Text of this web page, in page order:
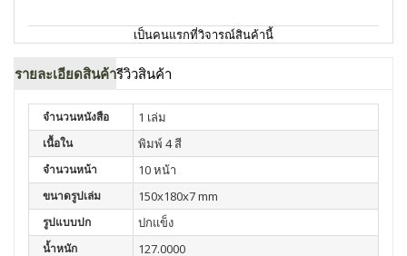
เป็นคนแรกที่วิจารณ์สินค้านี้
รายละเอียดสินค้ารีวิวสินค้า
จำนวนหนังสือ 1 เล่ม
เนื้อใน พิมพ์ 4 สี
จำนวนหน้า 10 หน้า
ขนาดรูปเล่ม 150x180x7 mm
รูปแบบปก ปกแข็ง
น้ำหนัก 127.0000